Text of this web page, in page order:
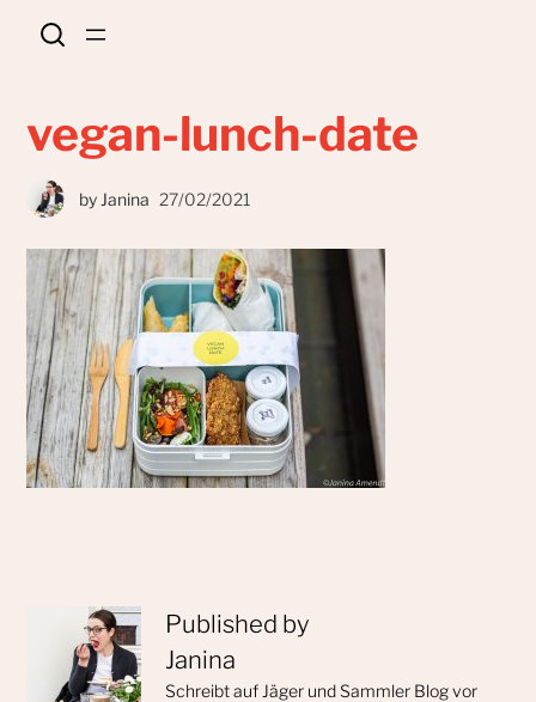
vegan-lunch-date
by Janina 27/02/2021
Published by
Janina
Schreibt auf Jäger und Sammler Blog vor